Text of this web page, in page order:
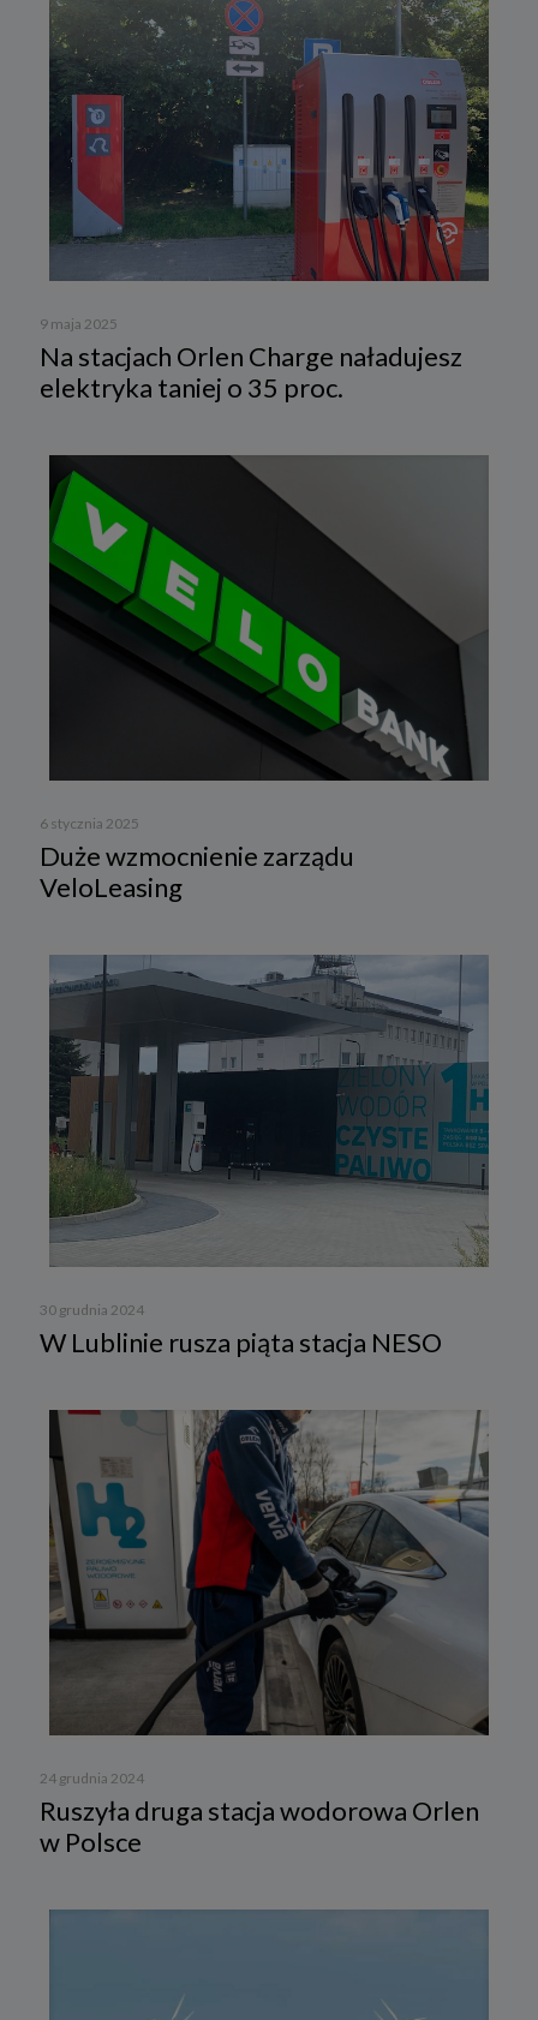
9 maja 2025
Na stacjach Orlen Charge naładujesz
elektryka taniej o 35 proc.
6 stycznia 2025
Duże wzmocnienie zarządu
VeloLeasing
30 grudnia 2024
W Lublinie rusza piąta stacja NESO
24 grudnia 2024
Ruszyła druga stacja wodorowa Orlen
w Polsce